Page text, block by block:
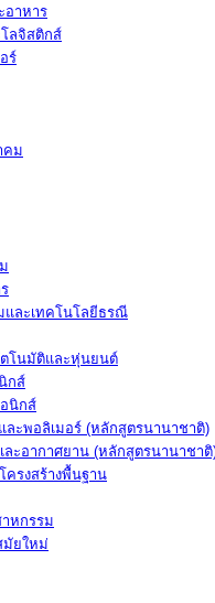
อาหาร
ลจิสติกส์
ร์
คม
และเทคโนโลยีธรณี
โนมัติและหุ่นยนต์
กส์
นิกส์
ละพอลิเมอร์ (หลักสูตรนานาชาติ)
ละอากาศยาน (หลักสูตรนานาชาติ
ครงสร้างพื้นฐาน
หกรรม
มัยใหม่